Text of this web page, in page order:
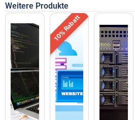
Weitere Produkte
10% Rabatt